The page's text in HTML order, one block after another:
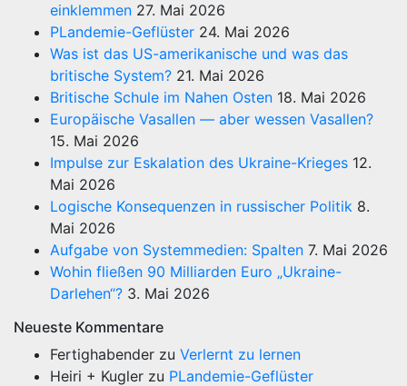
einklemmen 27. Mai 2026
PLandemie-Geflüster 24. Mai 2026
Was ist das US-amerikanische und was das
britische System? 21. Mai 2026
Britische Schule im Nahen Osten 18. Mai 2026
Europäische Vasallen — aber wessen Vasallen?
15. Mai 2026
Impulse zur Eskalation des Ukraine-Krieges 12.
Mai 2026
Logische Konsequenzen in russischer Politik 8.
Mai 2026
Aufgabe von Systemmedien: Spalten 7. Mai 2026
Wohin fließen 90 Milliarden Euro „Ukraine-
Darlehen“? 3. Mai 2026
Neueste Kommentare
Fertighabender zu Verlernt zu lernen
Heiri + Kugler zu PLandemie-Geflüster